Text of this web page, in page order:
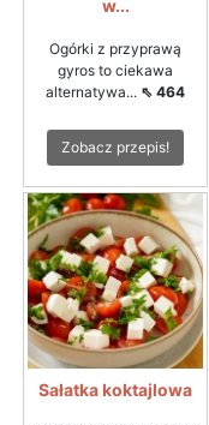
w...
Ogórki z przyprawą
gyros to ciekawa
alternatywa... ⇖ 464
Zobacz przepis!
Sałatka koktajlowa